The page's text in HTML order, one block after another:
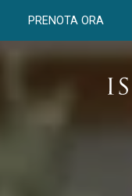
PRENOTA ORA